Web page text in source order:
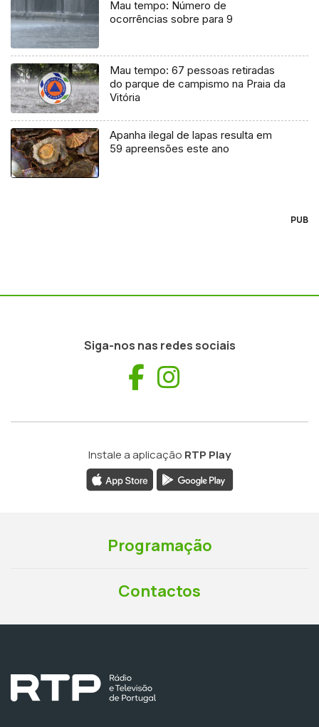
Mau tempo: Número de
ocorrências sobre para 9
Mau tempo: 67 pessoas retiradas
do parque de campismo na Praia da
Vitória
Apanha ilegal de lapas resulta em
59 apreensões este ano
PUB
Siga-nos nas redes sociais
Facebook
Instale a aplicação RTP Play
Programação
Contactos